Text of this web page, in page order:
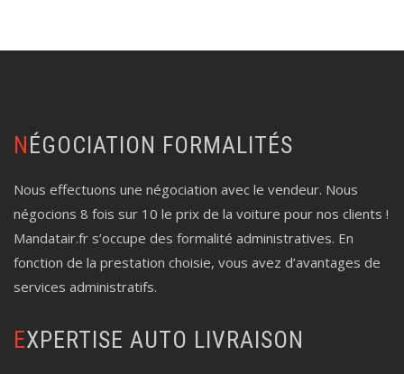
NÉGOCIATION FORMALITÉS
Nous effectuons une négociation avec le vendeur. Nous
négocions 8 fois sur 10 le prix de la voiture pour nos clients !
Mandatair.fr s’occupe des formalité administratives. En
fonction de la prestation choisie, vous avez d’avantages de
services administratifs.
EXPERTISE AUTO LIVRAISON